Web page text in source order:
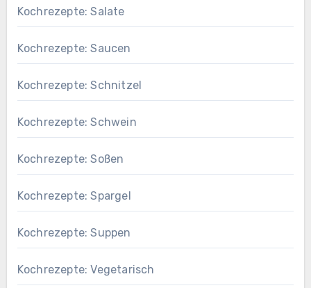
Kochrezepte: Salate
Kochrezepte: Saucen
Kochrezepte: Schnitzel
Kochrezepte: Schwein
Kochrezepte: Soßen
Kochrezepte: Spargel
Kochrezepte: Suppen
Kochrezepte: Vegetarisch